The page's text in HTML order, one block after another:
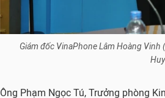
Giám đốc VinaPhone Lâm Hoàng
Ông Phạm Ngọc Tú, Trưởng phòng